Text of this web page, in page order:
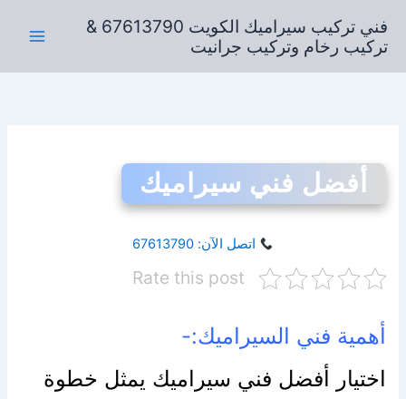
المحتوى
فني تركيب سيراميك الكويت 67613790 &
تركيب رخام وتركيب جرانيت
أفضل فني سيراميك
اتصل الآن: 67613790
Rate this post
أهمية فني السيراميك:-
اختيار أفضل فني سيراميك يمثل خطوة